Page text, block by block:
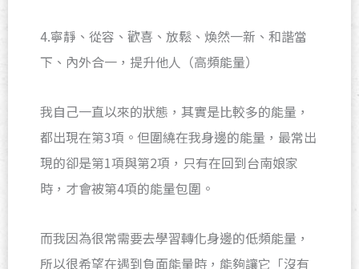
4.寧靜、從容、歡喜、放鬆、煥然一新、和諧當
下、內外合一，提升他人（高頻能量）
我自己一直以來的狀態，其實是比較多的能量，
都出現在第3項。但圍繞在我身邊的能量，最常出
現的卻是第1項與第2項，只有在回到台南娘家
時，才會被第4項的能量包圍。
而我因為很常需要去學習轉化身邊的低頻能量，
所以很希望在遇到負面能量時，能夠讓它「沒有